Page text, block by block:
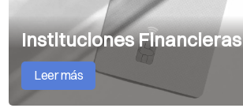
Instituciones Financieras
Leer más